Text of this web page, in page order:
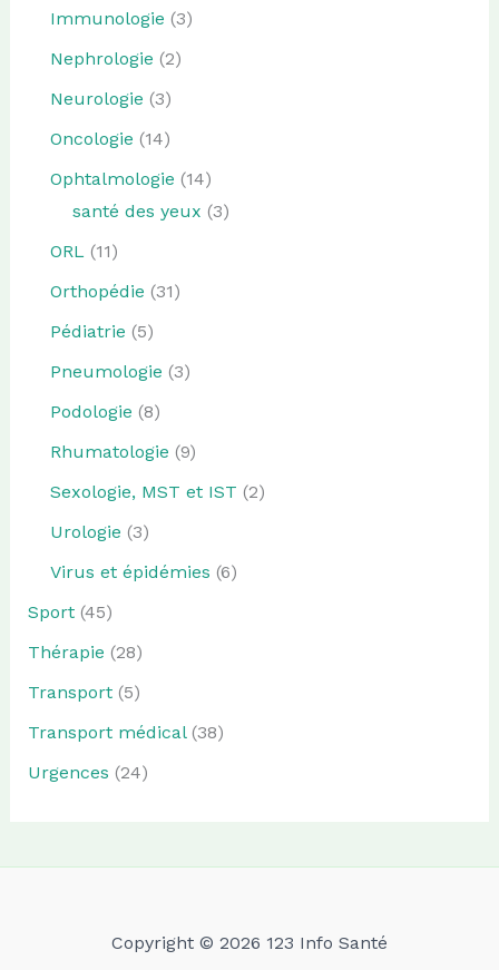
Immunologie (3)
Nephrologie (2)
Neurologie (3)
Oncologie (14)
Ophtalmologie (14)
santé des yeux (3)
ORL (11)
Orthopédie (31)
Pédiatrie (5)
Pneumologie (3)
Podologie (8)
Rhumatologie (9)
Sexologie, MST et IST (2)
Urologie (3)
Virus et épidémies (6)
Sport(45)
Thérapie (28)
Transport(5)
Transport médical(38)
Urgences (24)
Copyright © 2026 123 Info Santé